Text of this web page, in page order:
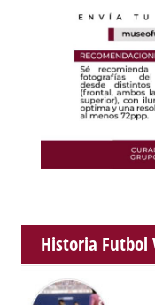
Historia Futbol